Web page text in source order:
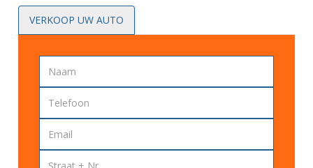
VERKOOP UW AUTO